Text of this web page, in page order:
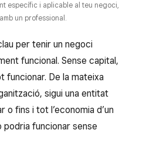
específic i aplicable al teu negoci,
un professional.
per tenir un negoci
funcional. Sense capital,
funcionar. De la mateixa
sigui una entitat
o fins i tot l’economia d’un
podria funcionar sense